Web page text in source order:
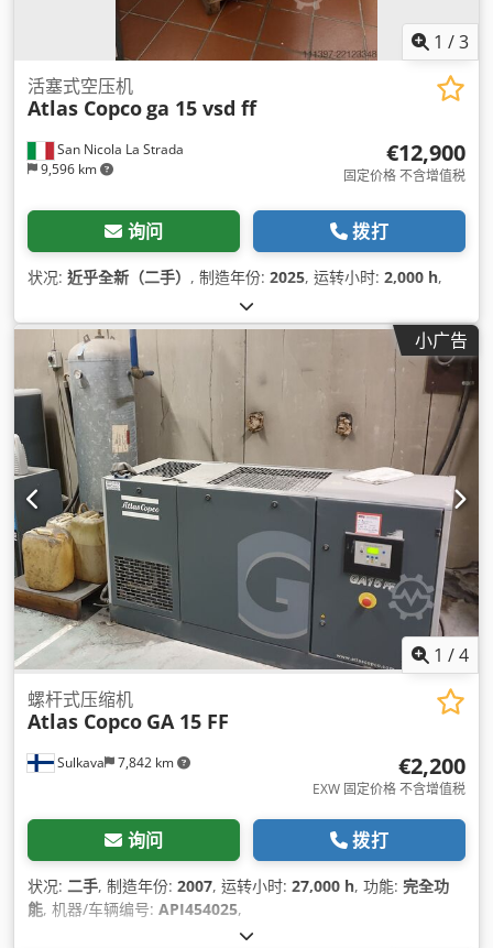
1 /3
San Nicola La Strada
9,596 km
活塞式空压机
Atlas Copcoga 15 vsd ff
€12,900
固定价格 不含增值税
询问 拨打
状况: 近乎全新（二手） , 制造年份: 2025, 运转小时: 2,000 h,
小广告
1 /4
Sulkava 7,842 km
螺杆式压缩机
Atlas Copco GA 15 FF
€2,200
EXW 固定价格 不含增值税
询问 拨打
状况: 二手, 制造年份: 2007, 运转小时: 27,000 h, 功能: 完全功
能, 机器/车辆编号: API454025,